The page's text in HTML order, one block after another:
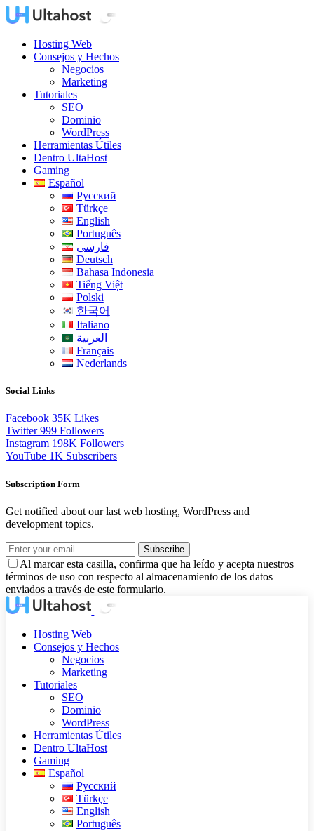
Hosting Web
Consejos y Hechos
Negocios
Marketing
Tutoriales
SEO
Dominio
WordPress
Herramientas Útiles
Dentro UltaHost
Gaming
Español
Русский
Türkçe
English
Português
فارسی
Deutsch
Bahasa Indonesia
Tiếng Việt
Polski
한국어
Italiano
العربية
Français
Nederlands
Social Links
Facebook 35K Likes
Twitter 999 Followers
Instagram 198K Followers
YouTube 1K Subscribers
Subscription Form
Get notified about our last web hosting, WordPress and
development topics.
Subscribe
Al marcar esta casilla, confirma que ha leído y acepta nuestros
términos de uso con respecto al almacenamiento de los datos
enviados a través de este formulario.
Hosting Web
Consejos y Hechos
Negocios
Marketing
Tutoriales
SEO
Dominio
WordPress
Herramientas Útiles
Dentro UltaHost
Gaming
Español
Русский
Türkçe
English
Português